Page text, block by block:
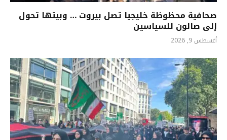
صحافية محظوظة خليجيا تصل بيروت … وبيتها تحول
إلى صالون للسياسين
أغسطس 9, 2026